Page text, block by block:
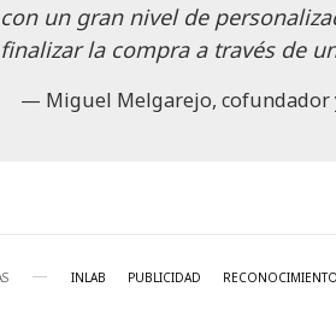
con un gran nivel de
finalizar la compra a través de un
Miguel Melgarejo, cofundador
INLAB PUBLICIDAD